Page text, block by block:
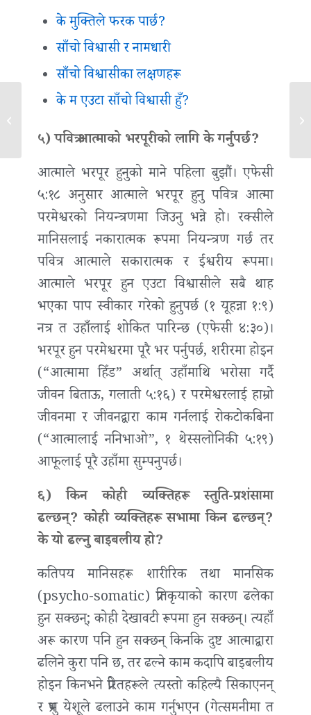
के मुक्तिले फरक पार्छ?
साँचो विश्वासी र नामधारी
साँचो विश्वासीका लक्षणहरू
के म एउटा साँचो विश्वासी हुँ?
५) पवित्र आत्माको भरपूरीको लागि के गर्नुपर्छ?
आत्माले भरपूर हुनुको माने पहिला बुझौं। एफेसी
५:१८ अनुसार आत्माले भरपूर हुनु पवित्र आत्मा
परमेश्वरको नियन्त्रणमा जिउनु भन्ने हो। रक्सीले
मानिसलाई नकारात्मक रूपमा नियन्त्रण गर्छ तर
पवित्र आत्माले सकारात्मक र ईश्वरीय रूपमा।
आत्माले भरपूर हुन एउटा विश्वासीले सबै थाह
भएका पाप स्वीकार गरेको हुनुपर्छ (१ यूहन्ना १:९)
नत्र त उहाँलाई शोकित पारिन्छ (एफेसी ४:३०)।
भरपूर हुन परमेश्वरमा पूरै भर पर्नुपर्छ, शरीरमा होइन
(“आत्मामा हिँड” अर्थात् उहाँमाथि भरोसा गर्दै
जीवन बिताऊ, गलाती ५:१६) र परमेश्वरलाई हाम्रो
जीवनमा र जीवनद्वारा काम गर्नलाई रोकटोकबिना
(“आत्मालाई ननिभाओ”, १ थेस्सलोनिकी ५:१९)
आफूलाई पूरै उहाँमा सुम्पनुपर्छ।
६) किन कोही व्यक्तिहरू स्तुति-प्रशंसामा
ढल्छन्? कोही व्यक्तिहरू सभामा किन ढल्छन्?
के यो ढल्नु बाइबलीय हो?
कतिपय मानिसहरू शारीरिक तथा मानसिक
(psycho-somatic) प्रतिकृयाको कारण ढलेका
हुन सक्छन्; कोही देखावटी रूपमा हुन सक्छन्। त्यहाँ
अरू कारण पनि हुन सक्छन् किनकि दुष्ट आत्माद्वारा
ढलिने कुरा पनि छ, तर ढल्ने काम कदापि बाइबलीय
होइन किनभने प्रेरितहरूले त्यस्तो कहिल्यै सिकाएनन्
र प्रभु येशूले ढलाउने काम गर्नुभएन (गेत्समनीमा त